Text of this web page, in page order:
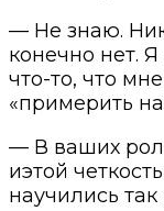
— Не знаю.
конечно нет.
что-то, что
«примерить
— В ваших
иэтой
научились